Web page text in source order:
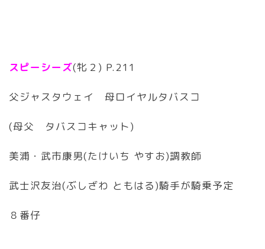
スピーシーズ(牝２) P.211
父ジャスタウェイ 母ロイヤルタバスコ
(母父 タバスコキャット)
美浦・武市康男(たけいち やすお)調教師
武士沢友治(ぶしざわ ともはる)騎手が騎乗予定
８番仔